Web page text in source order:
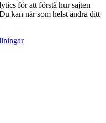
för att förstå hur sajten
kan när som helst ändra ditt